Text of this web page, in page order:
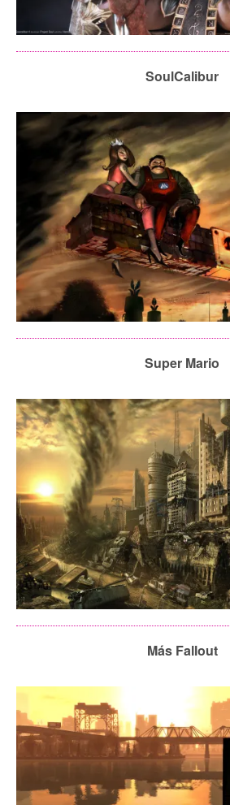
SoulCalibur
Super Mario
Más Fallout